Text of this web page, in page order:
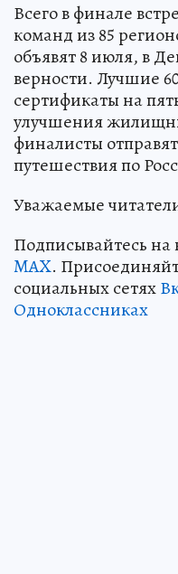
Всего в финале
команд из 85
объявят 8 июля, в
верности. Лучшие
сертификаты на
улучшения
финалисты
путешествия по
Уважаемые
Подписывайтесь
MAX.
социальных сетях
Одноклассниках